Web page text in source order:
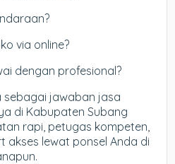
via online?
dengan profesional?
sebagai jawaban jasa
di Kabupaten Subang
rapi, petugas kompeten,
akses lewat ponsel Anda di